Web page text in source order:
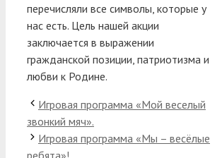
перечисляли все символы, которые у
нас есть. Цель нашей акции
заключается в выражении
гражданской позиции, патриотизма и
любви к Родине.
Игровая программа «Мой веселый
звонкий мяч».
Игровая программа «Мы – весёлые
ребята»!